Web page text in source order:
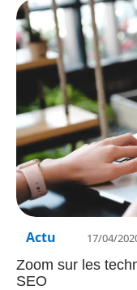
Actu 17/04/
Zoom sur les
SEO